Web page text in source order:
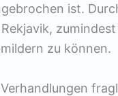
ist.
zu können.